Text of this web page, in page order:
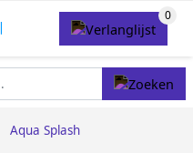
Aqua Splash